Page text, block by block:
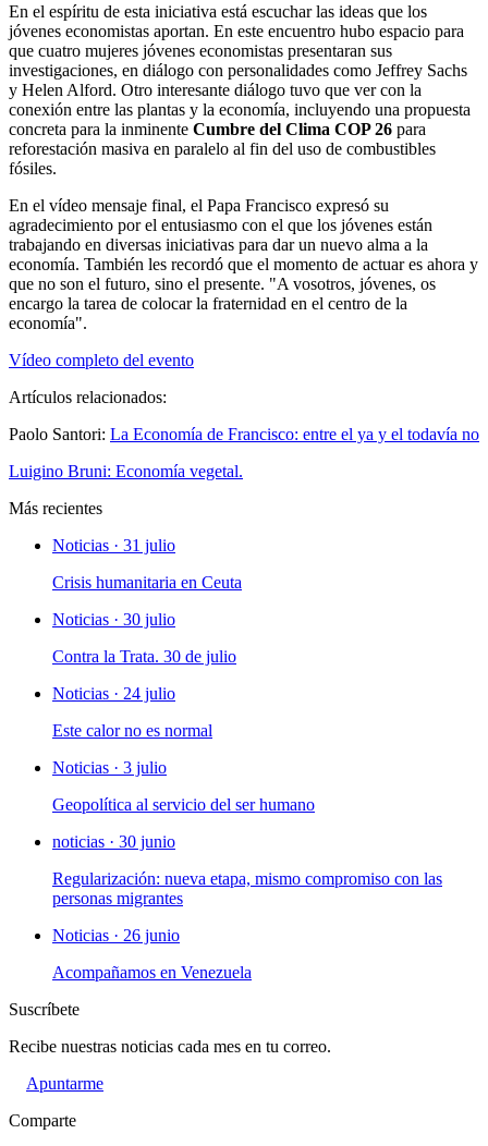
En el espíritu de esta iniciativa está escuchar las ideas que los
jóvenes economistas aportan. En este encuentro hubo espacio para
que cuatro mujeres jóvenes economistas presentaran sus
investigaciones, en diálogo con personalidades como Jeffrey Sachs
y Helen Alford. Otro interesante diálogo tuvo que ver con la
conexión entre las plantas y la economía, incluyendo una propuesta
concreta para la inminente Cumbre del Clima COP 26 para
reforestación masiva en paralelo al fin del uso de combustibles
fósiles.
En el vídeo mensaje final, el Papa Francisco expresó su
agradecimiento por el entusiasmo con el que los jóvenes están
trabajando en diversas iniciativas para dar un nuevo alma a la
economía. También les recordó que el momento de actuar es ahora y
que no son el futuro, sino el presente. "A vosotros, jóvenes, os
encargo la tarea de colocar la fraternidad en el centro de la
economía".
Vídeo completo del evento
Artículos relacionados:
Paolo Santori: La Economía de Francisco: entre el ya y el todavía no
Luigino Bruni: Economía vegetal.
Más recientes
Noticias · 31 julio
Crisis humanitaria en Ceuta
Noticias · 30 julio
Contra la Trata. 30 de julio
Noticias · 24 julio
Este calor no es normal
Noticias · 3 julio
Geopolítica al servicio del ser humano
noticias · 30 junio
Regularización: nueva etapa, mismo compromiso con las
personas migrantes
Noticias · 26 junio
Acompañamos en Venezuela
Suscríbete
Recibe nuestras noticias cada mes en tu correo.
Apuntarme
Comparte